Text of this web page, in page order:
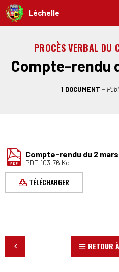
Léchelle
PROCÈS VERBAL DU
Compte-rendu
1 DOCUMENT
Compte-rendu du 2
PDF-103.76 Ko
TÉLÉCHARGER
RETOUR